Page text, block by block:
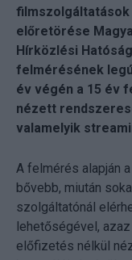
filmszolgáltatások
előretörése
Hírközlési
felmérésének
év végén a 15 év
nézett
valamelyik
A felmérés alapján
bővebb, miután
szolgáltatónál
lehetőségével,
előfizetés nélkül